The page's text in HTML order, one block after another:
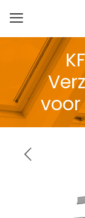
voor